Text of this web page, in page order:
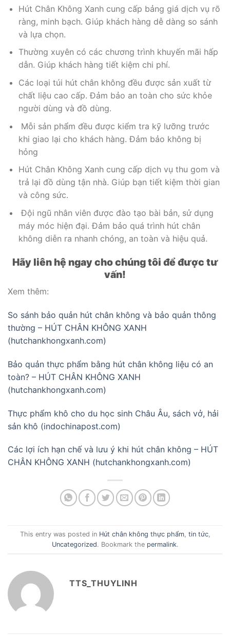
Hút Chân Không Xanh cung cấp bảng giá dịch vụ rõ
ràng, minh bạch. Giúp khách hàng dễ dàng so sánh
và lựa chọn.
Thường xuyên có các chương trình khuyến mãi hấp
dẫn. Giúp khách hàng tiết kiệm chi phí.
Các loại túi hút chân không đều được sản xuất từ
chất liệu cao cấp. Đảm bảo an toàn cho sức khỏe
người dùng và đồ dùng.
Mỗi sản phẩm đều được kiểm tra kỹ lưỡng trước
khi giao lại cho khách hàng. Đảm bảo không bị
hỏng
Hút Chân Không Xanh cung cấp dịch vụ thu gom và
trả lại đồ dùng tận nhà. Giúp bạn tiết kiệm thời gian
và công sức.
Đội ngũ nhân viên được đào tạo bài bản, sử dụng
máy móc hiện đại. Đảm bảo quá trình hút chân
không diễn ra nhanh chóng, an toàn và hiệu quả.
Hãy liên hệ ngay cho chúng tôi để được tư
vấn!
Xem thêm:
So sánh bảo quản hút chân không và bảo quản thông
thường – HÚT CHÂN KHÔNG XANH
(hutchankhongxanh.com)
Bảo quản thực phẩm bằng hút chân không liệu có an
toàn? – HÚT CHÂN KHÔNG XANH
(hutchankhongxanh.com)
Thực phẩm khô cho du học sinh Châu Âu, sách vở, hải
sản khô (indochinapost.com)
Các lợi ích hạn chế và lưu ý khi hút chân không – HÚT
CHÂN KHÔNG XANH (hutchankhongxanh.com)
This entry was posted in Hút chân không thực phẩm, tin tức,
Uncategorized. Bookmark the permalink.
TTS_THUYLINH